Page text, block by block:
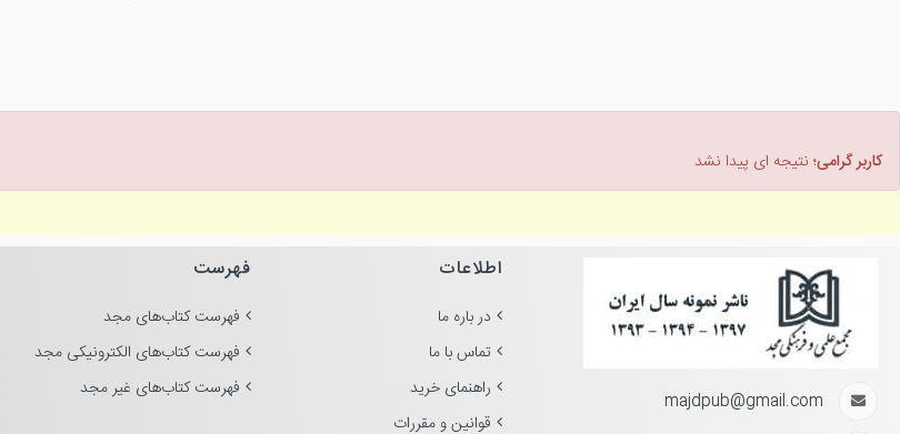
کاربر گرامی؛ نتیجه ای پیدا نشد
majdpub@gmail.com
اطلاعات
در باره ما
تماس با ما
راهنمای خرید
قوانین و مقررات
فهرست
فهرست کتاب‌های مجد
فهرست کتاب‌های الکترونیکی مجد
فهرست کتاب‌های غیر مجد